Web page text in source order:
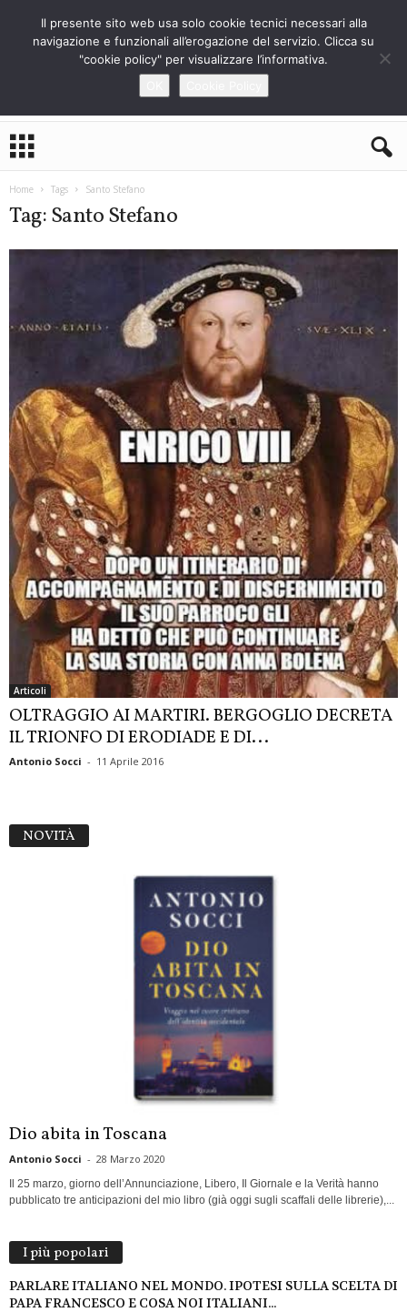
S
Home Tags Santo Stefano
Tag: Santo Stefano
Articoli
OLTRAGGIO AI MARTIRI. BERGOGLIO DECRETA
IL TRIONFO DI ERODIADE E DI...
Antonio Socci - 11 Aprile 2016
NOVITÀ
Dio abita in Toscana
Antonio Socci - 28 Marzo 2020
Il 25 marzo, giorno dell’Annunciazione, Libero, Il Giornale e la Verità hanno
pubblicato tre anticipazioni del mio libro (già oggi sugli scaffali delle librerie),...
I più popolari
PARLARE ITALIANO NEL MONDO. IPOTESI SULLA SCELTA DI
PAPA FRANCESCO E COSA NOI ITALIANI...
Il presente sito web usa solo cookie tecnici necessari alla
navigazione e funzionali all’erogazione del servizio. Clicca su
"cookie policy" per visualizzare l’informativa.